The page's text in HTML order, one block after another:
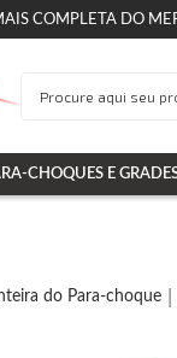
COMPLETA DO
CHOQUES E
do Para-choque